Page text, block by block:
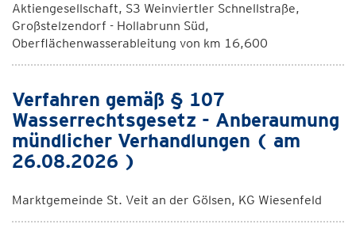
Aktiengesellschaft, S3 Weinviertler Schnellstraße,
Großstelzendorf - Hollabrunn Süd,
Oberflächenwasserableitung von km 16,600
Verfahren gemäß § 107
Wasserrechtsgesetz - Anberaumung
mündlicher Verhandlungen ( am
26.08.2026 )
Marktgemeinde St. Veit an der Gölsen, KG Wiesenfeld